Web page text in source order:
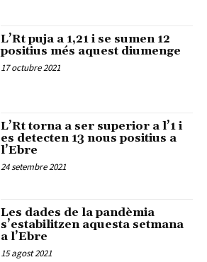
L’Rt puja a 1,21 i se sumen 12
positius més aquest diumenge
17 octubre 2021
L’Rt torna a ser superior a l’1 i
es detecten 13 nous positius a
l’Ebre
24 setembre 2021
Les dades de la pandèmia
s’estabilitzen aquesta setmana
a l’Ebre
15 agost 2021